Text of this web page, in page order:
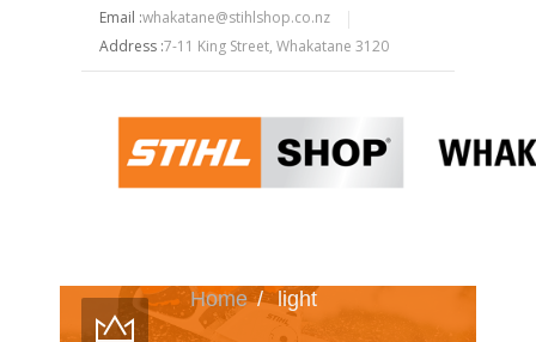
Email :whakatane@stihlshop.co.nz
Address :7-11 King Street, Whakatane 3120
Home / light